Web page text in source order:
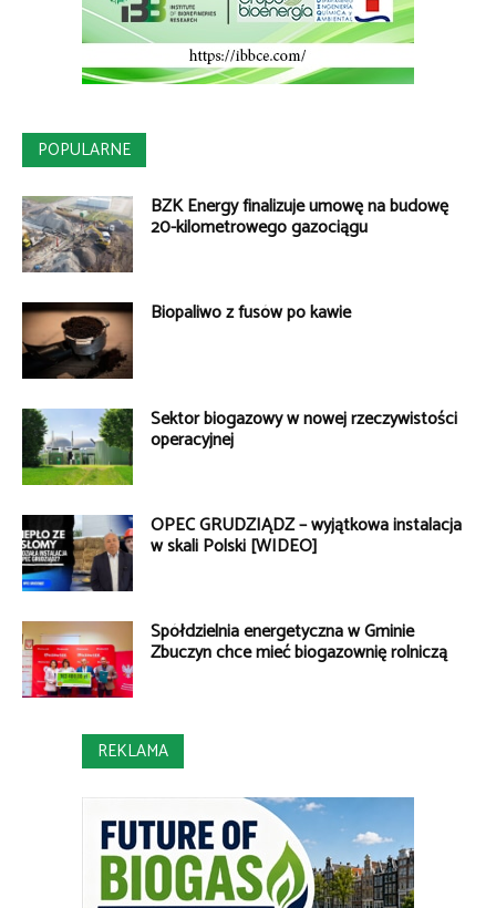
POPULARNE
BZK Energy finalizuje umowę na budowę
20-kilometrowego gazociągu
Biopaliwo z fusów po kawie
Sektor biogazowy w nowej rzeczywistości
operacyjnej
OPEC GRUDZIĄDZ – wyjątkowa instalacja
w skali Polski [WIDEO]
Spółdzielnia energetyczna w Gminie
Zbuczyn chce mieć biogazownię rolniczą
REKLAMA